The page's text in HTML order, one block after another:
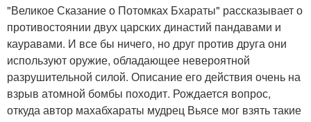
"Великое Сказание о Потомках Бхараты" рассказывает о
противостоянии двух царских династий пандавами и
кауравами. И все бы ничего, но друг против друга они
используют оружие, обладающее невероятной
разрушительной силой. Описание его действия очень на
взрыв атомной бомбы походит. Рождается вопрос,
откуда автор махабхараты мудрец Вьясе мог взять такие